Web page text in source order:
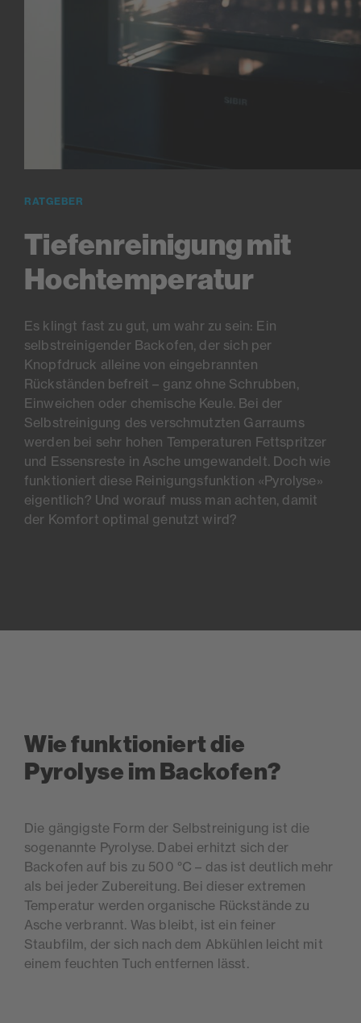
RATGEBER
Tiefenreinigung mit
Hochtemperatur
Es klingt fast zu gut, um wahr zu sein: Ein
selbstreinigender Backofen, der sich per
Knopfdruck alleine von eingebrannten
Rückständen befreit – ganz ohne Schrubben,
Einweichen oder chemische Keule. Bei der
Selbstreinigung des verschmutzten Garraums
werden bei sehr hohen Temperaturen Fettspritzer
und Essensreste in Asche umgewandelt. Doch wie
funktioniert diese Reinigungsfunktion «Pyrolyse»
eigentlich? Und worauf muss man achten, damit
der Komfort optimal genutzt wird?
Wie funktioniert die
Pyrolyse im Backofen?
Die gängigste Form der Selbstreinigung ist die
sogenannte Pyrolyse. Dabei erhitzt sich der
Backofen auf bis zu 500 °C – das ist deutlich mehr
als bei jeder Zubereitung. Bei dieser extremen
Temperatur werden organische Rückstände zu
Asche verbrannt. Was bleibt, ist ein feiner
Staubfilm, der sich nach dem Abkühlen leicht mit
einem feuchten Tuch entfernen lässt.